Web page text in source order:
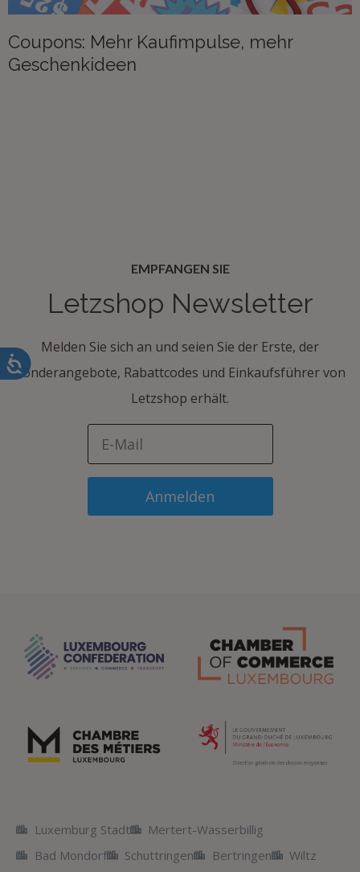
Coupons: Mehr Kaufimpulse, mehr
Geschenkideen
EMPFANGEN SIE
Letzshop Newsletter
Melden Sie sich an und seien Sie der Erste, der
Sonderangebote, Rabattcodes und Einkaufsführer von
Letzshop erhält.
Luxemburg Stadt
Mertert-Wasserbillig
Bad Mondorf
Schuttringen Bertringen
Wiltz